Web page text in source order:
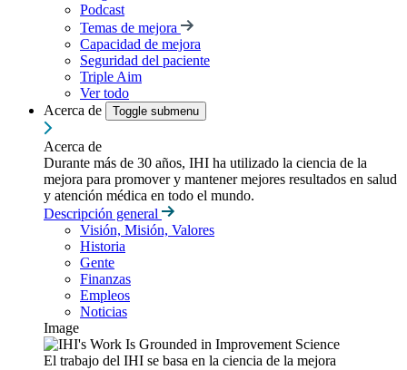
Podcast
Temas de mejora
Capacidad de mejora
Seguridad del paciente
Triple Aim
Ver todo
Acerca de
Toggle submenu
Acerca de
Durante más de 30 años, IHI ha utilizado la ciencia de la
mejora para promover y mantener mejores resultados en salud
y atención médica en todo el mundo.
Descripción general
Visión, Misión, Valores
Historia
Gente
Finanzas
Empleos
Noticias
Image
El trabajo del IHI se basa en la ciencia de la mejora